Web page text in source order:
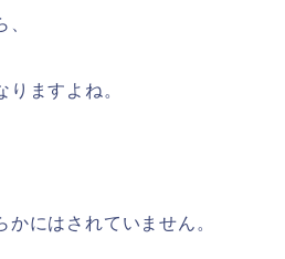
ますよね。
にはされていません。